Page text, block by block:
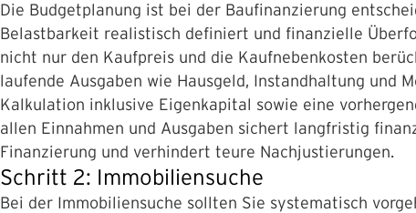
Die Budgetplanung ist bei der Baufinanzierung
Belastbarkeit realistisch definiert und finanzielle
nicht nur den Kaufpreis und die Kaufnebenkosten
laufende Ausgaben wie Hausgeld, Instandhaltung und
Kalkulation inklusive Eigenkapital sowie eine
allen Einnahmen und Ausgaben sichert langfristig
Finanzierung und verhindert teure Nachjustierungen.
Schritt 2: Immobiliensuche
Bei der Immobiliensuche sollten Sie systematisch